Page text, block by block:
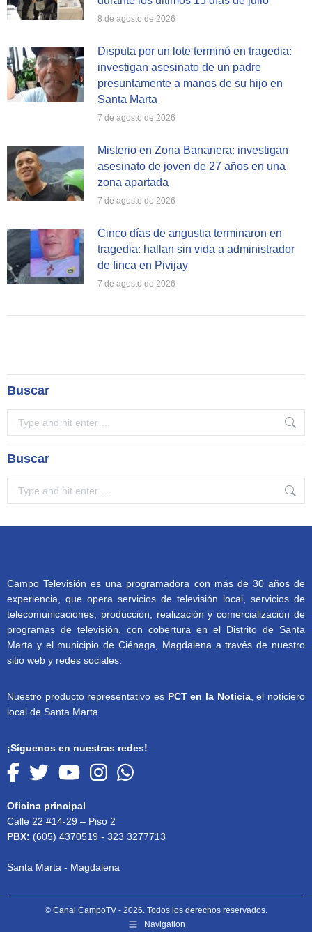
8 de agosto de 2026
Disputa por un lote terminó en tragedia:
investigan asesinato de un padre
presuntamente a manos de su hijo en
Santa Marta
7 de agosto de 2026
Misterio en Zona Bananera: investigan
asesinato de joven de 27 años en una
zona apartada
7 de agosto de 2026
Cinco días de angustia terminaron en
tragedia: hallan sin vida a administrador
de finca en Pivijay
7 de agosto de 2026
Buscar
Buscar
Campo Televisión es una programadora con más de 30 años de
experiencia, que opera servicios de televisión local, servicios de
telecomunicaciones, producción, realización y comercialización de
programas de televisión, con cobertura en el Distrito de Santa
Marta y el municipio de Ciénaga, Magdalena a través de nuestro
sitio web y redes sociales.
Nuestro producto representativo es PCT en la Noticia, el noticiero
local de Santa Marta.
¡Síguenos en nuestras redes!
Oficina principal
Calle 22 #14-29 – Piso 2
PBX: (605) 4370519 - 323 3277713
Santa Marta - Magdalena
© Canal CampoTV - 2026. Todos los derechos reservados.
Navigation